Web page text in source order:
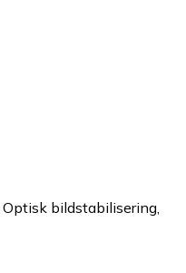
Optisk bildstabilisering